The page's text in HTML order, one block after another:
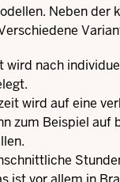
Neben
wird nach
wird auf eine
zum Beispiel